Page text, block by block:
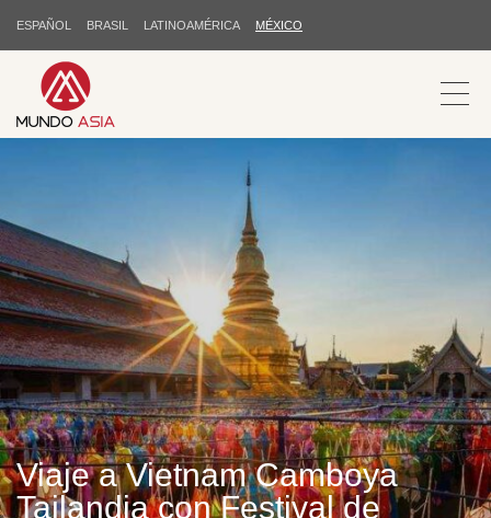
ESPAÑOL BRASIL LATINOAMÉRICA MÉXICO
Viaje a Vietnam Camboya
Tailandia con Festival de